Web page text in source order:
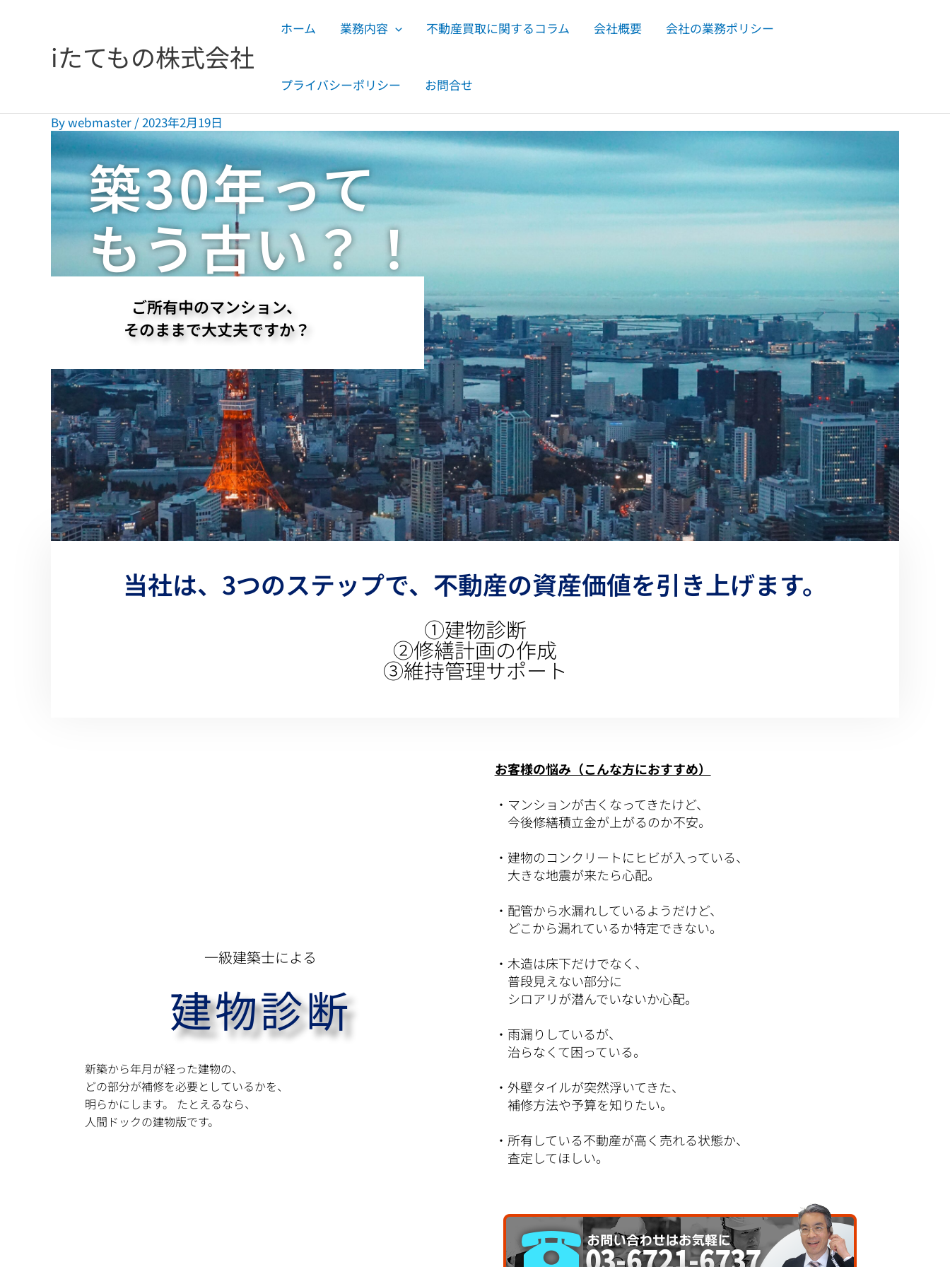
iたてもの株式会社
ホーム 業務内容 不動産買取に関するコラム 会社概要 会社の業務ポリシー
プライバシーポリシー お問合せ
Bywebmaster /2023年2月19日
築30年って
もう古い？！
ご所有中のマンション、
そのままで大丈夫ですか？
当社は、3つのステップで、不動産の資産価値を引き上げます。
①建物診断
②修繕計画の作成
③維持管理サポート
一級建築士による
建物診断
新築から年月が経った建物の、
どの部分が補修を必要としているかを、
明らかにします。 たとえるなら、
人間ドックの建物版です。
お客様の悩み（こんな方におすすめ）
・マンションが古くなってきたけど、
今後修繕積立金が上がるのか不安。
・建物のコンクリートにヒビが入っている、
大きな地震が来たら心配。
・配管から水漏れしているようだけど、
どこから漏れているか特定できない。
・木造は床下だけでなく、
普段見えない部分に
シロアリが潜んでいないか心配。
・雨漏りしているが、
治らなくて困っている。
・外壁タイルが突然浮いてきた、
補修方法や予算を知りたい。
・所有している不動産が高く売れる状態か、
査定してほしい。